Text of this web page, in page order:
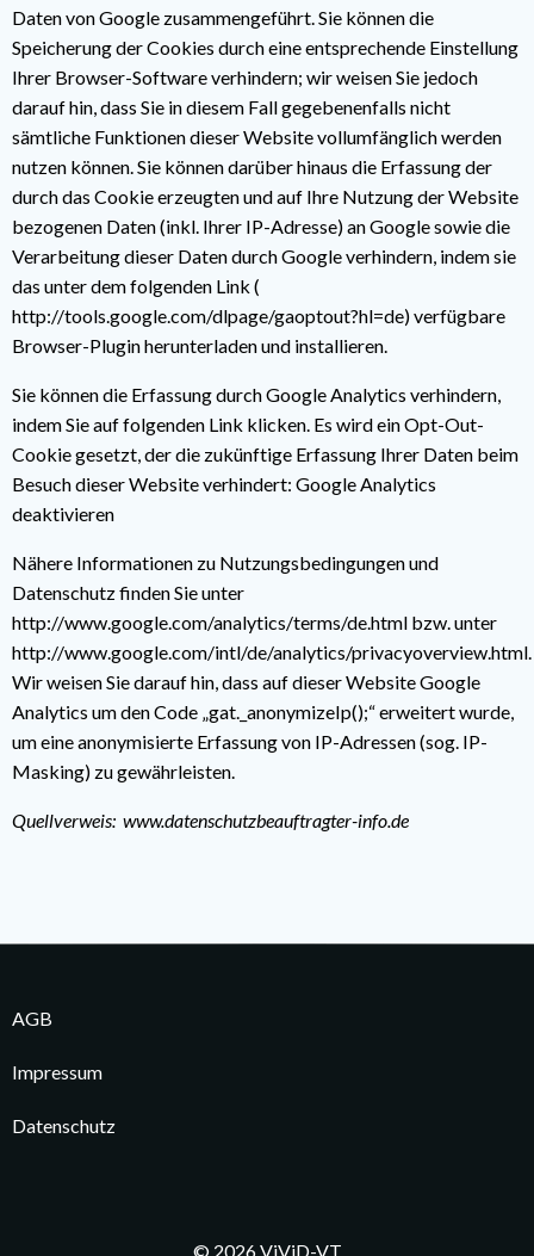
Daten von Google zusammengeführt. Sie können die
Speicherung der Cookies durch eine entsprechende Einstellung
Ihrer Browser-Software verhindern; wir weisen Sie jedoch
darauf hin, dass Sie in diesem Fall gegebenenfalls nicht
sämtliche Funktionen dieser Website vollumfänglich werden
nutzen können. Sie können darüber hinaus die Erfassung der
durch das Cookie erzeugten und auf Ihre Nutzung der Website
bezogenen Daten (inkl. Ihrer IP-Adresse) an Google sowie die
Verarbeitung dieser Daten durch Google verhindern, indem sie
das unter dem folgenden Link (
http://tools.google.com/dlpage/gaoptout?hl=de) verfügbare
Browser-Plugin herunterladen und installieren.
Sie können die Erfassung durch Google Analytics verhindern,
indem Sie auf folgenden Link klicken. Es wird ein Opt-Out-
Cookie gesetzt, der die zukünftige Erfassung Ihrer Daten beim
Besuch dieser Website verhindert: Google Analytics
deaktivieren
Nähere Informationen zu Nutzungsbedingungen und
Datenschutz finden Sie unter
http://www.google.com/analytics/terms/de.html bzw. unter
http://www.google.com/intl/de/analytics/privacyoverview.html.
Wir weisen Sie darauf hin, dass auf dieser Website Google
Analytics um den Code „gat._anonymizeIp();“ erweitert wurde,
um eine anonymisierte Erfassung von IP-Adressen (sog. IP-
Masking) zu gewährleisten.
Quellverweis: www.datenschutzbeauftragter-info.de
AGB
Impressum
Datenschutz
© 2026 ViViD-VT